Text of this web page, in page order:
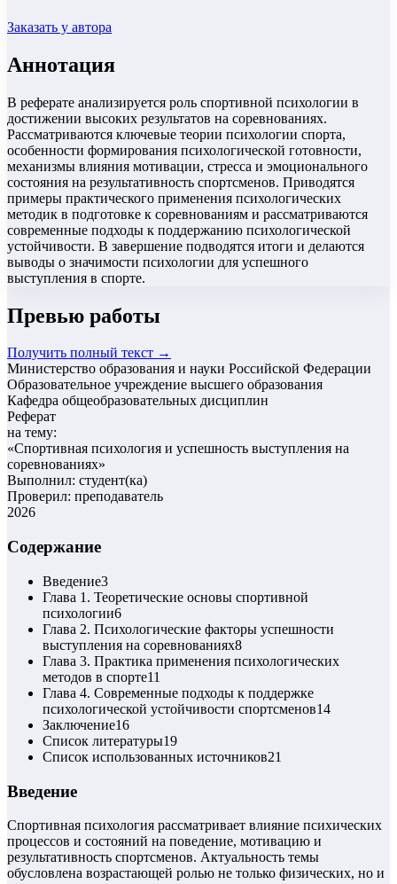
Заказать у автора
Аннотация
В реферате анализируется роль спортивной психологии в
достижении высоких результатов на соревнованиях.
Рассматриваются ключевые теории психологии спорта,
особенности формирования психологической готовности,
механизмы влияния мотивации, стресса и эмоционального
состояния на результативность спортсменов. Приводятся
примеры практического применения психологических
методик в подготовке к соревнованиям и рассматриваются
современные подходы к поддержанию психологической
устойчивости. В завершение подводятся итоги и делаются
выводы о значимости психологии для успешного
выступления в спорте.
Превью работы
Получить полный текст →
Министерство образования и науки Российской Федерации
Образовательное учреждение высшего образования
Кафедра общеобразовательных дисциплин
Реферат
на тему:
«Спортивная психология и успешность выступления на
соревнованиях»
Выполнил: студент(ка)
Проверил: преподаватель
2026
Содержание
Введение3
Глава 1. Теоретические основы спортивной
психологии6
Глава 2. Психологические факторы успешности
выступления на соревнованиях8
Глава 3. Практика применения психологических
методов в спорте11
Глава 4. Современные подходы к поддержке
психологической устойчивости спортсменов14
Заключение16
Список литературы19
Список использованных источников21
Введение
Спортивная психология рассматривает влияние психических
процессов и состояний на поведение, мотивацию и
результативность спортсменов. Актуальность темы
обусловлена возрастающей ролью не только физических, но и